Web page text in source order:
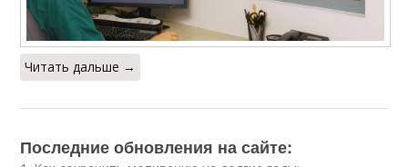
Читать дальше →
Последние обновления на сайте: